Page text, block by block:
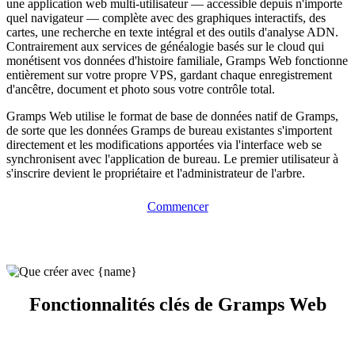
une application web multi-utilisateur — accessible depuis n'importe
quel navigateur — complète avec des graphiques interactifs, des
cartes, une recherche en texte intégral et des outils d'analyse ADN.
Contrairement aux services de généalogie basés sur le cloud qui
monétisent vos données d'histoire familiale, Gramps Web fonctionne
entièrement sur votre propre VPS, gardant chaque enregistrement
d'ancêtre, document et photo sous votre contrôle total.
Gramps Web utilise le format de base de données natif de Gramps,
de sorte que les données Gramps de bureau existantes s'importent
directement et les modifications apportées via l'interface web se
synchronisent avec l'application de bureau. Le premier utilisateur à
s'inscrire devient le propriétaire et l'administrateur de l'arbre.
Commencer
Fonctionnalités clés de Gramps Web